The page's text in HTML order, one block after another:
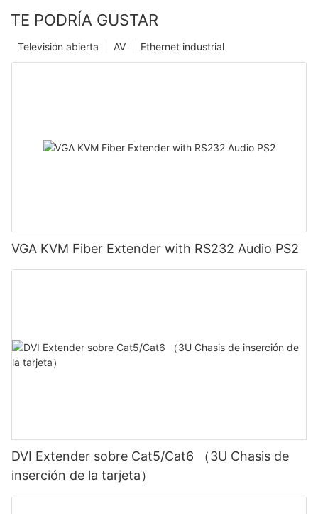
TE PODRÍA GUSTAR
Ethernet industrial
AV
Televisión abierta
VGA KVM Fiber Extender with RS232 Audio PS2
DVI Extender sobre Cat5/Cat6 （3U Chasis de
inserción de la tarjeta）